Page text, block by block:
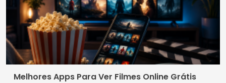
Melhores Apps Para Ver Filmes Online Grátis